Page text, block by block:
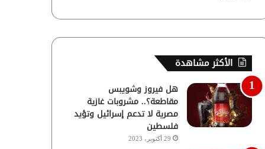
الأكثر مشاهدة
هل فيروز وشويبس
مقاطعة؟.. مشروبات غازية
مصرية لا تدعم إسرائيل وتؤيد
فلسطين
29 أكتوبر، 2023